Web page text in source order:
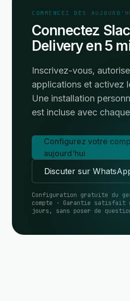
COMMENCEZ DÈS
Connectez
Delivery en 5
Inscrivez-vous,
applications et activez
Une installation
est incluse avec
Configurez votre
aujourd'hui
Discuter sur
Configuration gratuite du
compte · Garantie satisfait
jours, sans poser de